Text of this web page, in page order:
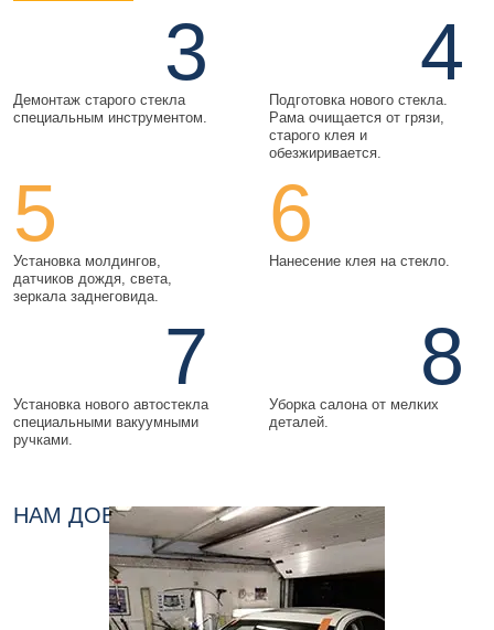
3
Демонтаж старого стекла
специальным инструментом.
4
Подготовка нового стекла.
Рама очищается от грязи,
старого клея и
обезжиривается.
5
Установка молдингов,
датчиков дождя, света,
зеркала заднеговида.
6
Нанесение клея на стекло.
7
Установка нового автостекла
специальными вакуумными
ручками.
8
Уборка салона от мелких
деталей.
НАМ ДОВЕРЯЮТ